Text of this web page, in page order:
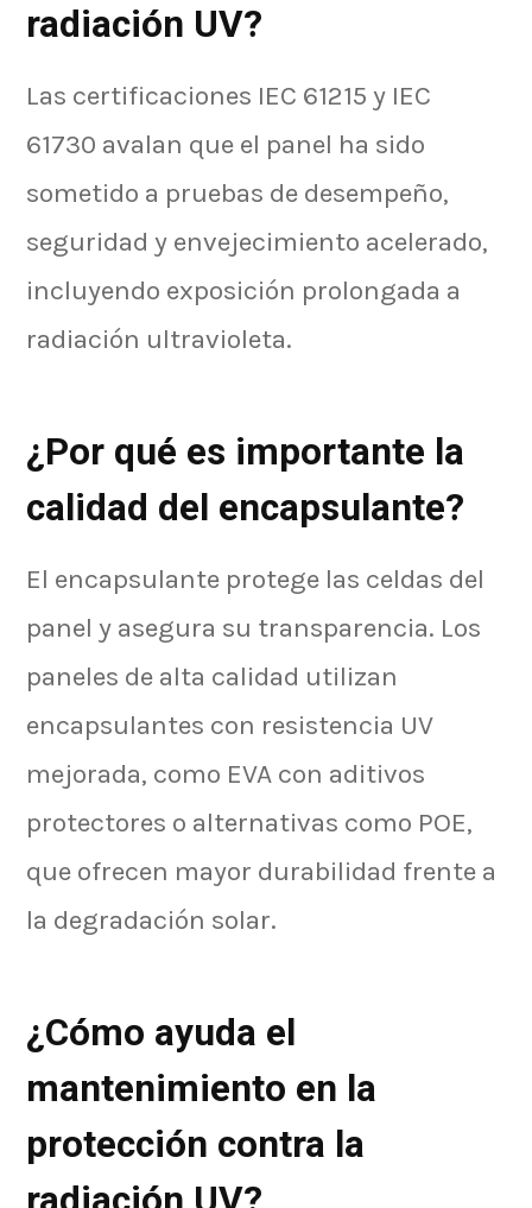
radiación UV?
Las certificaciones IEC 61215 y IEC
61730 avalan que el panel ha sido
sometido a pruebas de desempeño,
seguridad y envejecimiento acelerado,
incluyendo exposición prolongada a
radiación ultravioleta.
¿Por qué es importante la
calidad del encapsulante?
El encapsulante protege las celdas del
panel y asegura su transparencia. Los
paneles de alta calidad utilizan
encapsulantes con resistencia UV
mejorada, como EVA con aditivos
protectores o alternativas como POE,
que ofrecen mayor durabilidad frente a
la degradación solar.
¿Cómo ayuda el
mantenimiento en la
protección contra la